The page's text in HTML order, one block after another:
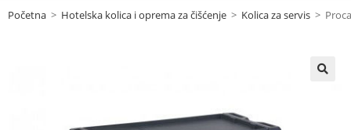
Početna > Hotelska kolica i oprema za čišćenje > Kolica za servis >